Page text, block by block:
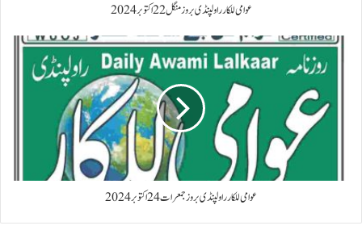
عوامی للکار راولپنڈی بروز منگل 22 اکتوبر 2024
عوامی للکار راولپنڈی بروز جمعرات 24 اکتوبر 2024